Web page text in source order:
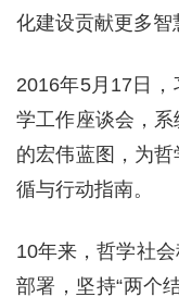
化建设贡献更多智
2016年5月17日
学工作座谈会，
的宏伟蓝图，为
循与行动指南。
10年来，哲学社
部署，坚持“两个